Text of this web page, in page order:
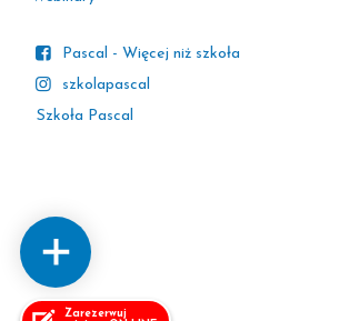
Zarezerwuj
Pascal - Więcej niż szkoła
szkolapascal
Szkoła Pascal